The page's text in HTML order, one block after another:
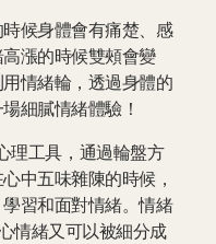
候身體會有痛楚、感
漲的時候雙頰會變
情緒輪，透過身體的
細膩情緒體驗！
理工具，通過輪盤方
中五味雜陳的時候，
習和面對情緒。情緒
情緒又可以被細分成